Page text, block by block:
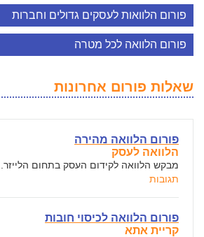
פורום הלוואות לעסקים גדולים וחברות
פורום הלוואה לכל מטרה
שאלות פורום אחרונות
פורום הלוואה מהירה
הלוואה לעסק
מבקש הלוואה לקידום העסק בתחום הלייזר...
תגובות
פורום הלוואה לכיסוי חובות
קריית אתא